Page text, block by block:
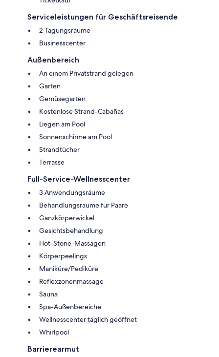
Serviceleistungen für Geschäftsreisende
2 Tagungsräume
Businesscenter
Außenbereich
An einem Privatstrand gelegen
Garten
Gemüsegarten
Kostenlose Strand-Cabañas
Liegen am Pool
Sonnenschirme am Pool
Strandtücher
Terrasse
Full-Service-Wellnesscenter
3 Anwendungsräume
Behandlungsräume für Paare
Ganzkörperwickel
Gesichtsbehandlung
Hot-Stone-Massagen
Körperpeelings
Maniküre/Pediküre
Reflexzonenmassage
Sauna
Spa-Außenbereiche
Wellnesscenter täglich geöffnet
Whirlpool
Barrierearmut